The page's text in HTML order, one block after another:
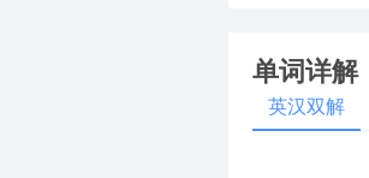
单词详解
英汉双解